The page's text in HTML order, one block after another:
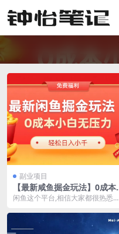
副业项目
【最新咸鱼掘金玩法】0成本
小白无压力，多种变现方式，
闲鱼这个平台,相信大家都很热悉吧!
台，用户群体非常庞...